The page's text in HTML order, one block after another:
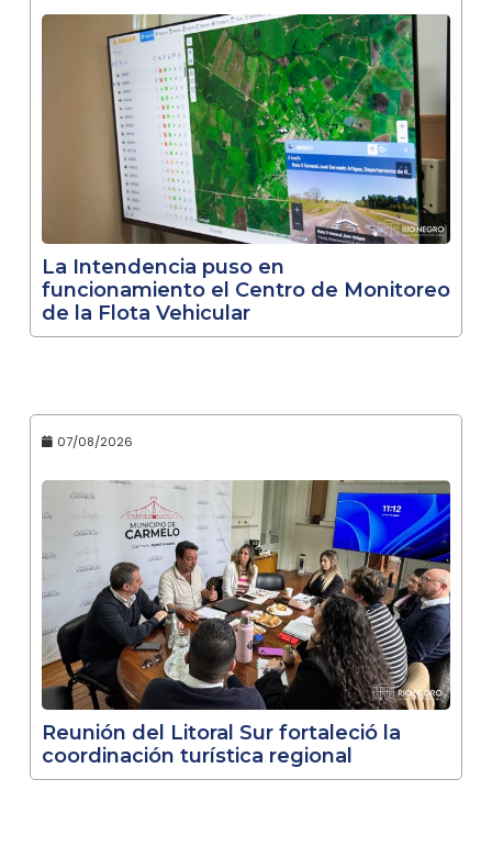
La Intendencia puso en
funcionamiento el Centro de Monitoreo
de la Flota Vehicular
07/08/2026
Reunión del Litoral Sur fortaleció la
coordinación turística regional